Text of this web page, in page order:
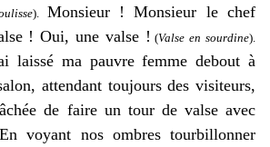
). Monsieur ! Monsieur le chef
! Oui, une valse ! (Valse en sourdine).
laissé ma pauvre femme debout à
attendant toujours des visiteurs,
de faire un tour de valse avec
voyant nos ombres tourbillonner